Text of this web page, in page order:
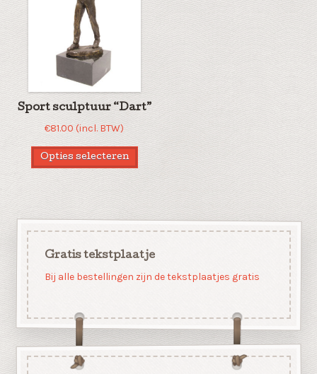
Sport sculptuur “Dart”
€81.00 (incl. BTW)
Opties selecteren
Gratis tekstplaatje
Bij alle bestellingen zijn de tekstplaatjes gratis